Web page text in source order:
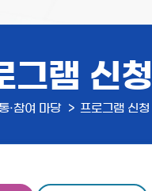
그램 신청
·참여 마당 프로그램 신청